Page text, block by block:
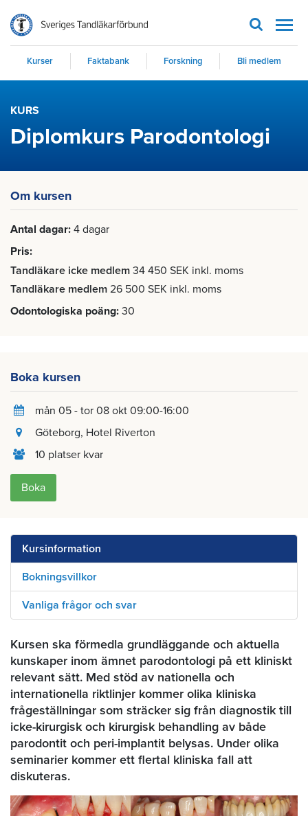
Kurser Faktabank Forskning Bli medlem
KURS
Diplomkurs Parodontologi
Om kursen
Antal dagar 4 dagar
Pris
Tandläkare icke medlem 34 450 SEK inkl. moms
Tandläkare medlem 26 500 SEK inkl. moms
Odontologiska poäng 30
Boka kursen
mån 05 - tor 08 okt 09:00-16:00
Göteborg, Hotel Riverton
10 platser kvar
Boka
Kursinformation
Bokningsvillkor
Vanliga frågor och svar
Kursen ska förmedla grundläggande och aktuella
kunskaper inom ämnet parodontologi på ett kliniskt
relevant sätt. Med stöd av nationella och
internationella riktlinjer kommer olika kliniska
frågeställningar som sträcker sig från diagnostik till
icke-kirurgisk och kirurgisk behandling av både
parodontit och peri-implantit belysas. Under olika
seminarier kommer ett flertal kliniska fall att
diskuteras.